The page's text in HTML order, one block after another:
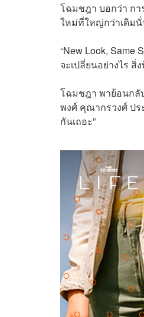
โฉมชฎา บอกว่า ก
ใหม่ที่ใหญ่กว่าเดิม
“New Look,
จะเปลี่ยนอย่างไร สิ่
โฉมชฎา พาย้อนกลั
พงศ์ คุณากรวงศ์ ปร
กันเถอะ”